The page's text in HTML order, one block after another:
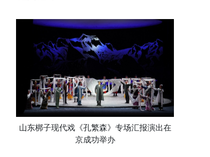
山东梆子现代戏《孔繁森》专场汇报演出在
京成功举办